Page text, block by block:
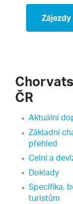
ČR
Aktuální
Základní
přehled
Celní a
Doklady
Specifika,
turistům